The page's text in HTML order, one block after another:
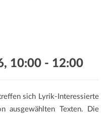
10:00 - 12:00
sich Lyrik-Interessierte
ausgewählten Texten. Die